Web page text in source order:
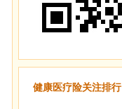
健康医疗险关注排行